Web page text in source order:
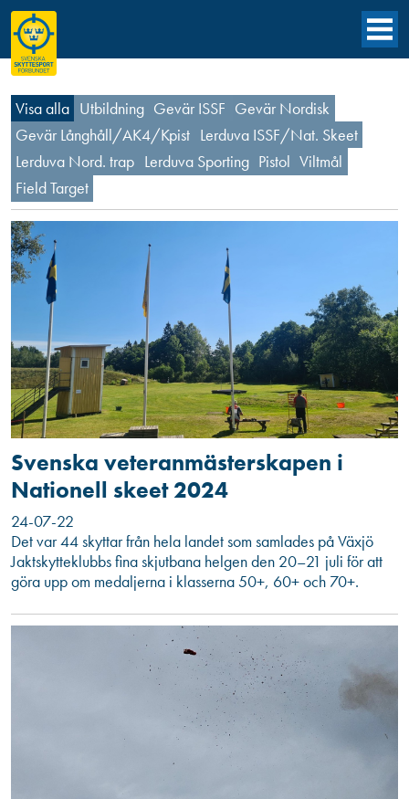
Visa alla Utbildning Gevär ISSF Gevär Nordisk
Gevär Långhåll/AK4/Kpist Lerduva ISSF/Nat. Skeet
Lerduva Nord. trap Lerduva Sporting Pistol Viltmål
Field Target
Svenska veteranmästerskapen i
Nationell skeet 2024
24-07-22
Det var 44 skyttar från hela landet som samlades på Växjö
Jaktskytteklubbs fina skjutbana helgen den 20–21 juli för att
göra upp om medaljerna i klasserna 50+, 60+ och 70+.